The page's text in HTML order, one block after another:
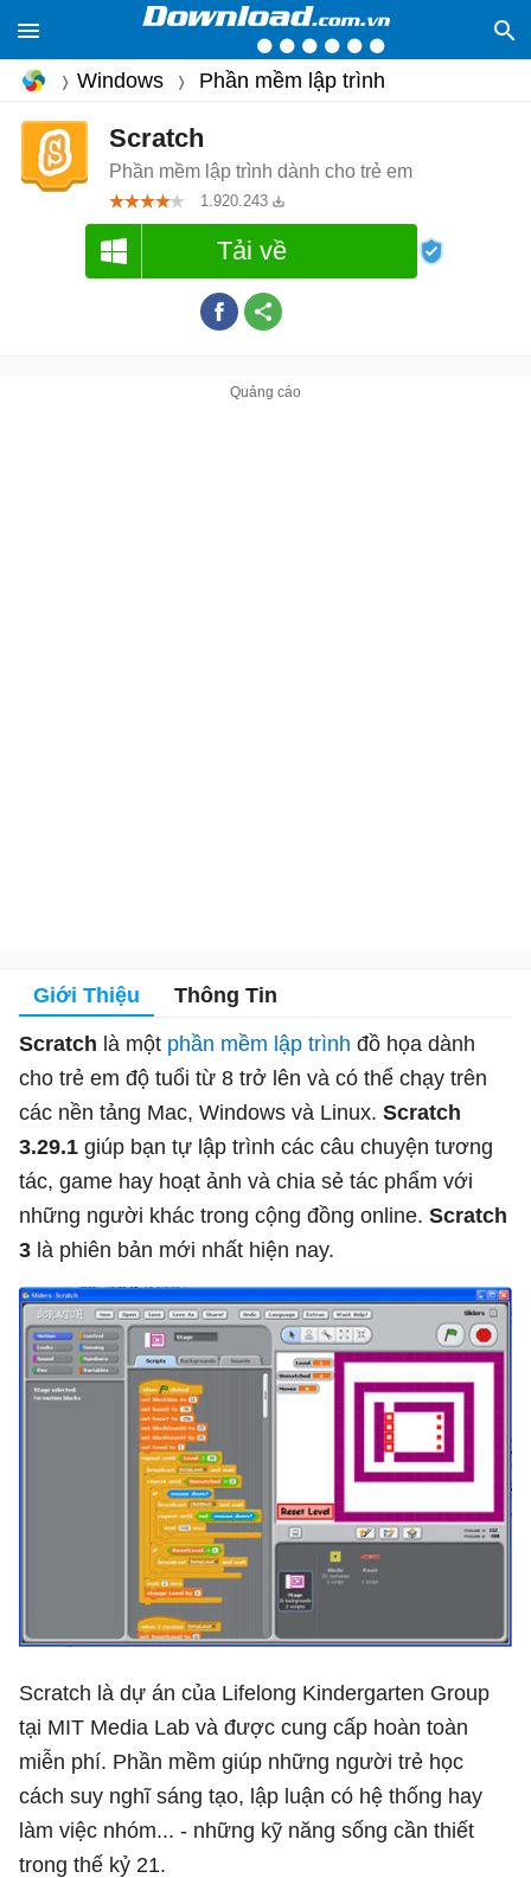
Windows Phần mềm lập trình
Scratch
Phần mềm lập trình dành cho trẻ em
1.920.243
Tải về
Giới Thiệu Thông Tin
Scratch là một phần mềm lập trình đồ họa dành
cho trẻ em độ tuổi từ 8 trở lên và có thể chạy trên
các nền tảng Mac, Windows và Linux. Scratch
3.29.1 giúp bạn tự lập trình các câu chuyện tương
tác, game hay hoạt ảnh và chia sẻ tác phẩm với
những người khác trong cộng đồng online. Scratch
3 là phiên bản mới nhất hiện nay.
Scratch là dự án của Lifelong Kindergarten Group
tại MIT Media Lab và được cung cấp hoàn toàn
miễn phí. Phần mềm giúp những người trẻ học
cách suy nghĩ sáng tạo, lập luận có hệ thống hay
làm việc nhóm... - những kỹ năng sống cần thiết
trong thế kỷ 21.